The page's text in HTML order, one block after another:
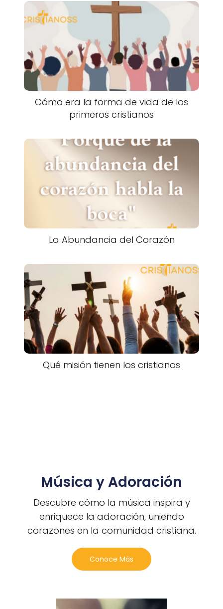
Cómo era la forma de vida de los
primeros cristianos
La Abundancia del Corazón
Qué misión tienen los cristianos
Música y Adoración
Descubre cómo la música inspira y
enriquece la adoración, uniendo
corazones en la comunidad cristiana.
Conoce Más